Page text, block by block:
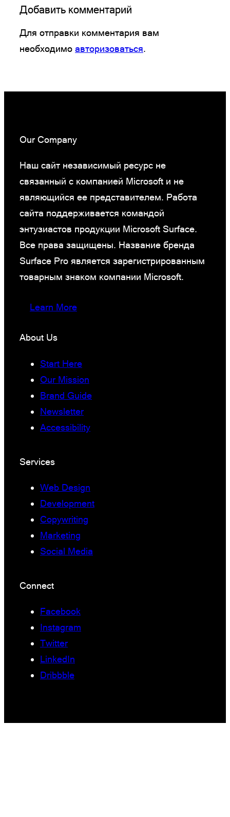
Добавить комментарий
Для отправки комментария вам
необходимо авторизоваться.
Our Company
Наш сайт независимый ресурс не
связанный с компанией Microsoft и не
являющийся ее представителем. Работа
сайта поддерживается командой
энтузиастов продукции Microsoft Surface.
Все права защищены. Название бренда
Surface Pro является зарегистрированным
товарным знаком компании Microsoft.
Learn More
About Us
Start Here
Our Mission
Brand Guide
Newsletter
Accessibility
Services
Web Design
Development
Copywriting
Marketing
Social Media
Connect
Facebook
Instagram
Twitter
LinkedIn
Dribbble